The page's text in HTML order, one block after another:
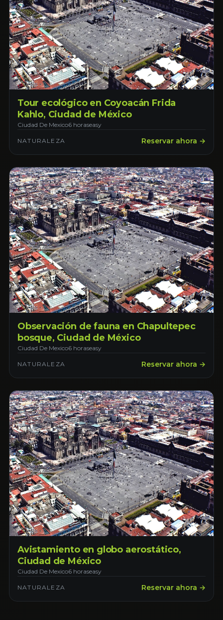
Tour ecológico en Coyoacán Frida
Kahlo, Ciudad de México
Ciudad De Mexico6 horaseasy
NATURALEZA Reservar ahora →
Observación de fauna en Chapultepec
bosque, Ciudad de México
Ciudad De Mexico6 horaseasy
NATURALEZA Reservar ahora →
Avistamiento en globo aerostático,
Ciudad de México
Ciudad De Mexico6 horaseasy
NATURALEZA Reservar ahora →